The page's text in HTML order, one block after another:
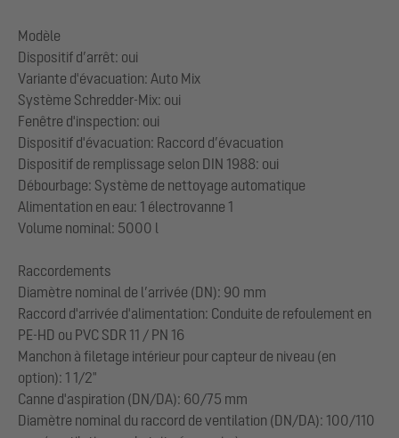
Modèle
Dispositif d’arrêt: oui
Variante d'évacuation: Auto Mix
Système Schredder-Mix: oui
Fenêtre d'inspection: oui
Dispositif d'évacuation: Raccord d’évacuation
Dispositif de remplissage selon DIN 1988: oui
Débourbage: Système de nettoyage automatique
Alimentation en eau: 1 électrovanne 1
Volume nominal: 5000 l
Raccordements
Diamètre nominal de l’arrivée (DN): 90 mm
Raccord d'arrivée d'alimentation: Conduite de refoulement en
PE-HD ou PVC SDR 11 / PN 16
Manchon à filetage intérieur pour capteur de niveau (en
option): 1 1/2"
Canne d'aspiration (DN/DA): 60/75 mm
Diamètre nominal du raccord de ventilation (DN/DA): 100/110